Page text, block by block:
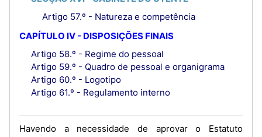
Artigo 57.º - Natureza e competência
CAPÍTULO IV - DISPOSIÇÕES FINAIS
Artigo 58.º - Regime do pessoal
Artigo 59.º - Quadro de pessoal e organigrama
Artigo 60.º - Logotipo
Artigo 61.º - Regulamento interno
Havendo a necessidade de aprovar o Estatuto